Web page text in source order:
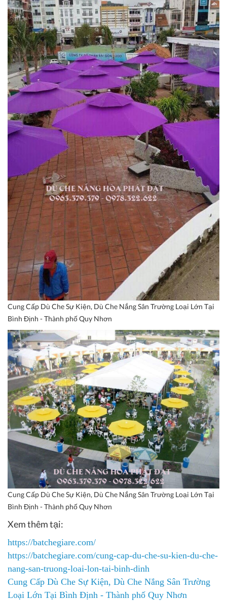
Cung Cấp Dù Che Sự Kiện, Dù Che Nắng Sân Trường Loại Lớn Tại
Bình Định - Thành phố Quy Nhơn
Cung Cấp Dù Che Sự Kiện, Dù Che Nắng Sân Trường Loại Lớn Tại
Bình Định - Thành phố Quy Nhơn
Xem thêm tại:
https://batchegiare.com/
https://batchegiare.com/cung-cap-du-che-su-kien-du-che-
nang-san-truong-loai-lon-tai-binh-dinh
Cung Cấp Dù Che Sự Kiện, Dù Che Nắng Sân Trường
Loại Lớn Tại Bình Định - Thành phố Quy Nhơn